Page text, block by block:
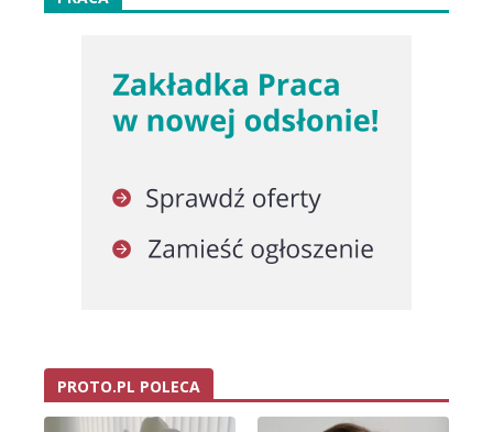
PROTO.PL POLECA